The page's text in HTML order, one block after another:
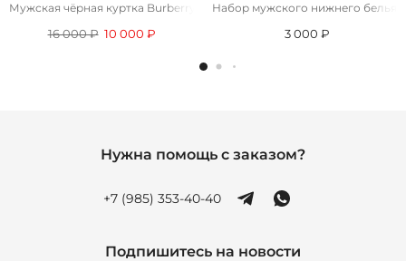
Мужская чёрная куртка Burberry TB-logo
16 000 ₽ 10 000 ₽
Набор мужского нижнего белья
3 000 ₽
Нужна помощь с заказом?
+7 (985) 353-40-40
Подпишитесь на новости